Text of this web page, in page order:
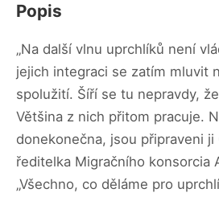
Popis
„Na další vlnu uprchlíků není
jejich integraci se zatím mluvit
spolužití. Šíří se tu nepravdy,
Většina z nich přitom pracuje.
donekonečna, jsou připraveni ji
ředitelka Migračního konsorcia
„Všechno, co děláme pro